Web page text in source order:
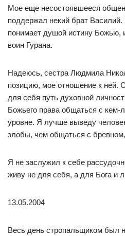
Мое еще несостоявшееся
поддержал некий брат
понимает душой истину Божью,
воин Гурана.
Надеюсь, сестра Людмила
позицию, мое отношение к ней.
для себя путь духовной
Божьего права общаться с кем-
уровне. Я лучше выведу
злобы, чем общаться с
Я не заслужил к себе
живу не для себя, а для Бога и
13.05.2004
Весь день стропальщиком был